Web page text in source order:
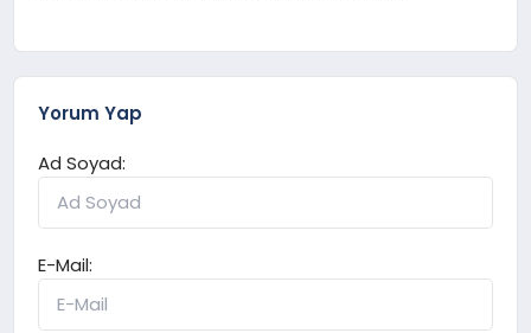
Yorum Yap
Ad Soyad:
E-Mail: